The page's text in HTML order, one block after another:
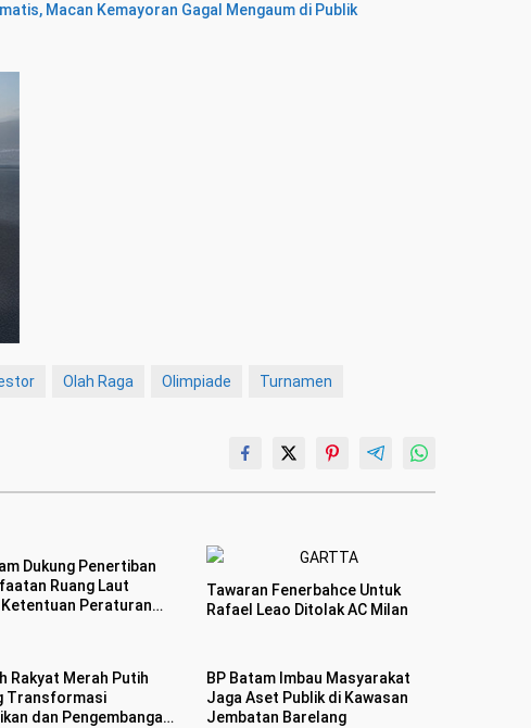
Macan Kemayoran Gagal Mengaum di Publik
Olah Raga Olimpiade Turnamen
Dukung Penertiban
Ruang Laut
Ketentuan Peraturan
Tawaran Fenerbahce Untuk
Rafael Leao Ditolak AC Milan
Rakyat Merah Putih
Transformasi
dan Pengembangan
BP Batam Imbau Masyarakat
Jaga Aset Publik di Kawasan
Jembatan Barelang